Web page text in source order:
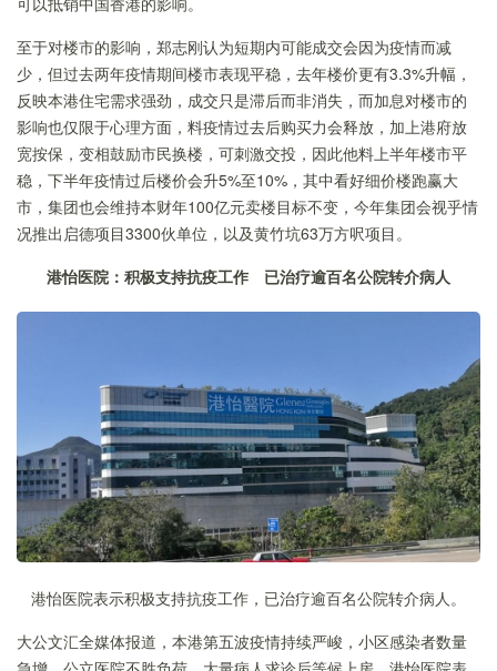
至于对楼市的影响，郑志刚认为短期内可能成交会因为疫情而减
少，但过去两年疫情期间楼市表现平稳，去年楼价更有3.3%升幅，
反映本港住宅需求强劲，成交只是滞后而非消失，而加息对楼市的
影响也仅限于心理方面，料疫情过去后购买力会释放，加上港府放
宽按保，变相鼓励市民换楼，可刺激交投，因此他料上半年楼市平
稳，下半年疫情过后楼价会升5%至10%，其中看好细价楼跑赢大
市，集团也会维持本财年100亿元卖楼目标不变，今年集团会视乎情
况推出启德项目3300伙单位，以及黄竹坑63万方呎项目。
港怡医院 ： 积极支持抗疫工作 已治疗逾百名公院转介病人
港怡医院表示积极支持抗疫工作，已治疗逾百名公院转介病人。
大公文汇全媒体报道，本港第五波疫情持续严峻，小区感染者数量